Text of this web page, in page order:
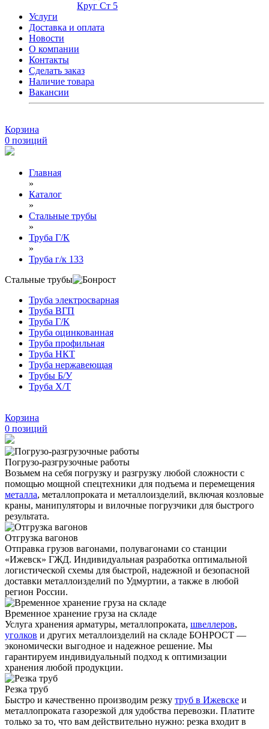
Круг Ст 5
Услуги
Доставка и оплата
Новости
О компании
Контакты
Сделать заказ
Наличие товара
Вакансии
Корзина
0 позиций
Главная
»
Каталог
»
Стальные трубы
»
Труба Г/К
»
Труба г/к 133
Стальные трубы
Труба электросварная
Труба ВГП
Труба Г/К
Труба оцинкованная
Труба профильная
Труба НКТ
Труба нержавеющая
Трубы Б/У
Труба Х/Т
Корзина
0 позиций
Погрузо-разгрузочные работы
Возьмем на себя погрузку и разгрузку любой сложности с
помощью мощной спецтехники для подъема и перемещения
металла, металлопроката и металлоизделий, включая козловые
краны, манипуляторы и вилочные погрузчики для быстрого
результата.
Отгрузка вагонов
Отправка грузов вагонами, полувагонами со станции
«Ижевск» ГЖД. Индивидуальная разработка оптимальной
логистической схемы для быстрой, надежной и безопасной
доставки металлоизделий по Удмуртии, а также в любой
регион России.
Временное хранение груза на складе
Услуга хранения арматуры, металлопроката, швеллеров,
уголков и других металлоизделий на складе БОНРОСТ —
экономически выгодное и надежное решение. Мы
гарантируем индивидуальный подход к оптимизации
хранения любой продукции.
Резка труб
Быстро и качественно производим резку труб в Ижевске и
металлопроката газорезкой для удобства перевозки. Платите
только за то, что вам действительно нужно: резка входит в